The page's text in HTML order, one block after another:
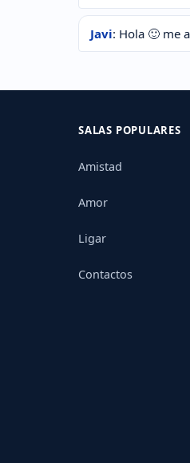
Javi: Hola 🙂 me
SALAS POPULARES
Amistad
Amor
Ligar
Contactos